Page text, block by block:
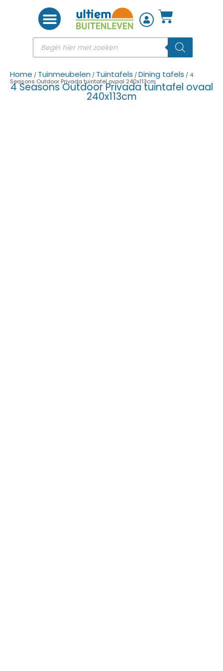
Home / Tuinmeubelen / Tuintafels /Dining tafels / 4
Seasons Outdoor Privada tuintafel ovaal 240x113cm
4 Seasons Outdoor Privada tuintafel ovaal
240x113cm